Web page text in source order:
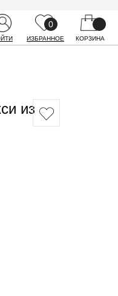
0
ИЗБРАННОЕ КОРЗИНА
0
ИЗБРАННОЕ КОРЗИНА
из